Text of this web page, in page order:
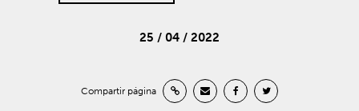
25 / 04 / 2022
Compartir página